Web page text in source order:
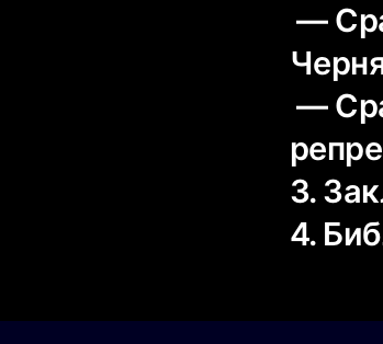
—
—
3.
4.